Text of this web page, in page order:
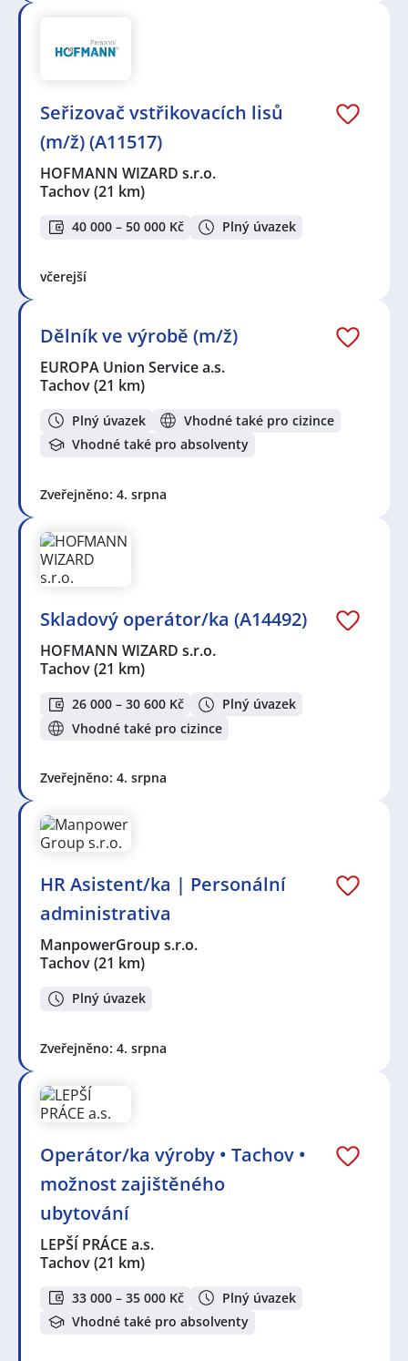
Seřizovač vstřikovacích lisů
(m/ž) (A11517)
HOFMANN WIZARD s.r.o.
Tachov(21 km)
40 000 – 50 000 Kč Plný úvazek
včerejší
Dělník ve výrobě (m/ž)
EUROPA Union Service a.s.
Tachov(21 km)
Plný úvazek
Vhodné také pro cizince
Vhodné také pro absolventy
Zveřejněno: 4. srpna
Skladový operátor/ka (A14492)
HOFMANN WIZARD s.r.o.
Tachov(21 km)
26 000 – 30 600 Kč
Plný úvazek
Vhodné také pro cizince
Zveřejněno: 4. srpna
HR Asistent/ka | Personální
administrativa
ManpowerGroup s.r.o.
Tachov(21 km)
Plný úvazek
Zveřejněno: 4. srpna
Operátor/ka výroby • Tachov •
možnost zajištěného
ubytování
LEPŠÍ PRÁCE a.s.
Tachov(21 km)
33 000 – 35 000 Kč
Plný úvazek
Vhodné také pro absolventy